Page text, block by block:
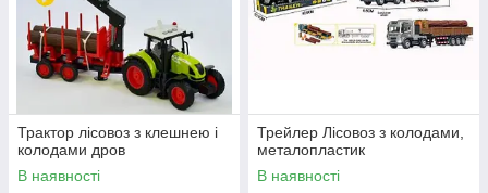
Трактор лісовоз з клешнею і
колодами дров
В наявності
Трейлер Лісовоз з колодами,
металопластик
В наявності